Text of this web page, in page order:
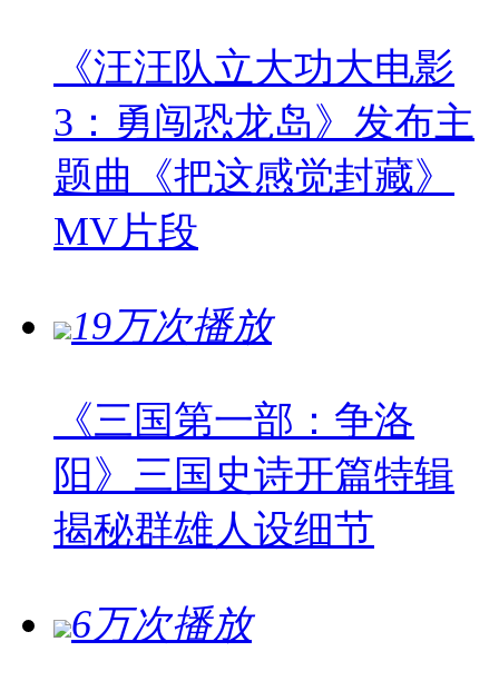
《汪汪队立大功大电影
3：勇闯恐龙岛》发布主
题曲《把这感觉封藏》
MV片段
19万次播放
《三国第一部：争洛
阳》三国史诗开篇特辑
揭秘群雄人设细节
6万次播放